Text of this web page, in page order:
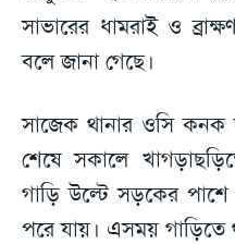
সাভারের ধামরাই ও
বলে জানা গেছে।
সাজেক থানার ওসি কনক
শেষে সকালে
গাড়ি উল্টে সড়কের
পরে যায়। এসময়